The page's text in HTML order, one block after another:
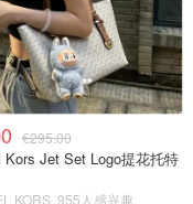
€295.00
Kors Jet Set Logo提花托特
KORS 955人感兴趣